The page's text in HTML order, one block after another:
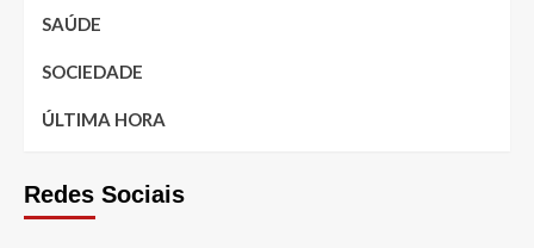
SAÚDE
SOCIEDADE
ÚLTIMA HORA
Redes Sociais